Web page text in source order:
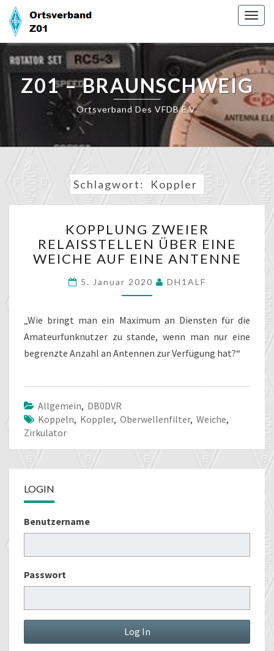
Skip
content
Z01 – BRAUNSCHWEIG
Ortsverband Des VFDB E.V.
Schlagwort: Koppler
ZWEIER
RELAISSTELLEN
ÜBER
WEICHE
AUF
ANTENNE
KOPPLUNG ZWEIER
RELAISSTELLEN ÜBER EINE
WEICHE AUF EINE ANTENNE
5. Januar 2020 DH1ALF
„Wie bringt man ein Maximum an Diensten für die
Amateurfunknutzer zu stande, wenn man nur eine
begrenzte Anzahl an Antennen zur Verfügung hat?“
Allgemein, DB0DVR
Koppeln, Koppler, Oberwellenfilter, Weiche,
Zirkulator
LOGIN
Benutzername
Passwort